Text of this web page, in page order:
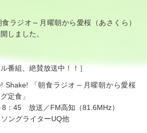
ラジオ～月曜朝から愛桜（あさくら）
しました。
番組、絶賛放送中！！］
Shake! 「朝食ラジオ～月曜朝から愛桜
定食」
：45 放送／FM高知（81.6MHz）
ングライターUQ他